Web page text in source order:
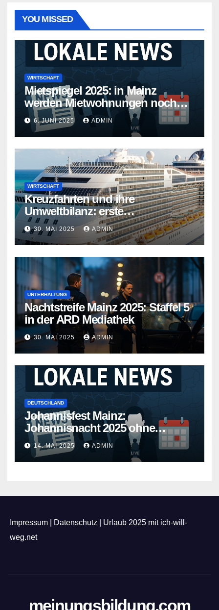
YOU MISSED
WIRTSCHAFT
Mietspiegel 2025: in Mainz
werden Mietwohnungen noch
teurer
6. JUNI 2025 ADMIN
WIRTSCHAFT
Kreuzfahrten und ihre
Umweltbilanz: erste
Kreuzfahrtschiffe gehen neue
Wege
30. MAI 2025 ADMIN
UNTERHALTUNG
Nachtstreife Mainz 2025: Staffel 5
in der ARD Mediathek
30. MAI 2025 ADMIN
DEUTSCHLAND
Johannisfest Mainz:
Johannisnacht 2025 ohne
Feuerwerk
14. MAI 2025 ADMIN
Impressum Datenschutz
Urlaub 2025 mit ich-will-
weg.net
meinungsbildung.com